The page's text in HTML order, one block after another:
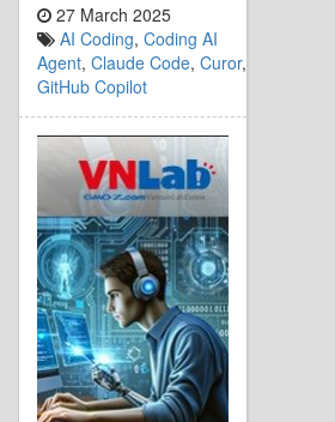
27 March 2025
AI Coding, Coding AI
Agent, Claude Code, Curor,
GitHub Copilot